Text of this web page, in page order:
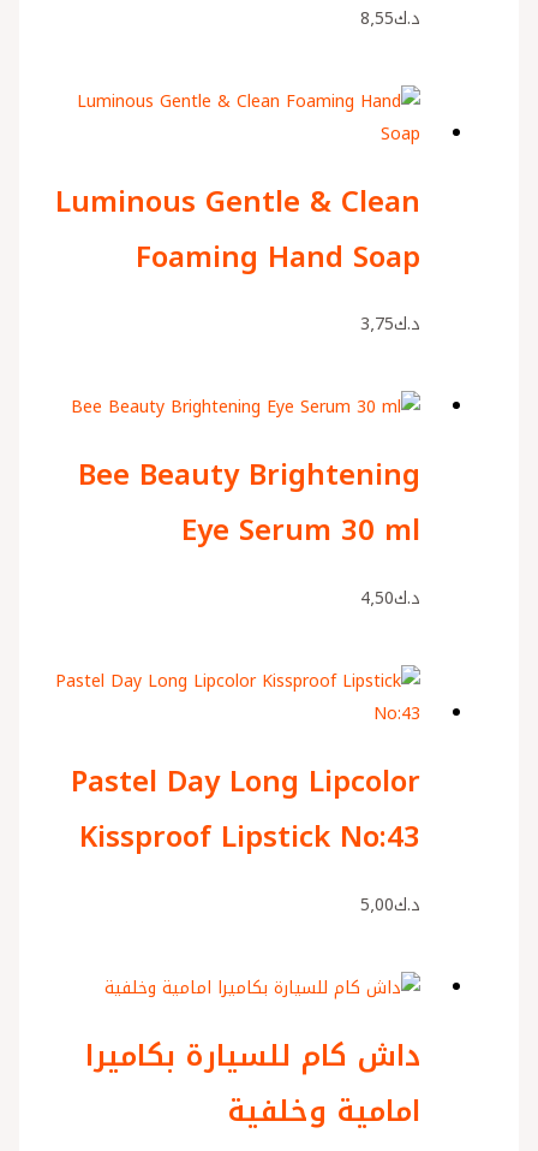
د.ك8٫55
Luminous Gentle & Clean
Foaming Hand Soap
د.ك3٫75
Bee Beauty Brightening
Eye Serum 30 ml
د.ك4٫50
Pastel Day Long Lipcolor
Kissproof Lipstick No:43
د.ك5٫00
داش كام للسيارة بكاميرا
امامية وخلفية